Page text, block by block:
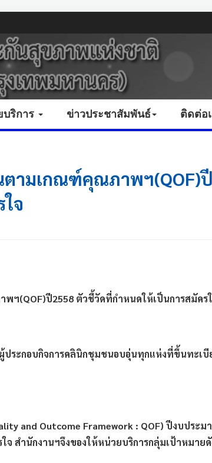
บริการ ข่าวประชาสัมพันธ์ ติดต่อ
ตามเกณฑ์คุณภาพฯ(QOF)
จ
ฯ(QOF)ปี2558 ตัวชี้วัดที่กำหนดให้เป็นการสมัคร
ผู้ประกอบกิจการคลินิกชุมชนอบอุ่นทุกแห่งที่ขึ้นทะ
Outcome Framework : QOF) ปีงบประม
จ สำนักงานฯจึงของให้หน่วยบริการกลุ่มเป้าหมา